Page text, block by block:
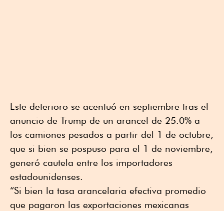
Este deterioro se acentuó en septiembre tras el
anuncio de Trump de un arancel de 25.0% a
los camiones pesados a partir del 1 de octubre,
que si bien se pospuso para el 1 de noviembre,
generó cautela entre los importadores
estadounidenses.
“Si bien la tasa arancelaria efectiva promedio
que pagaron las exportaciones mexicanas